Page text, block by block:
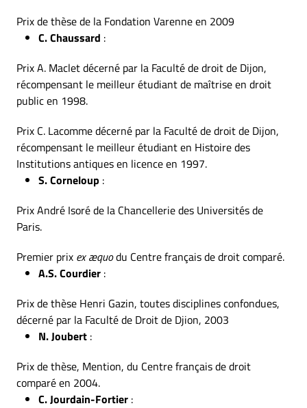
Prix de thèse de la Fondation Varenne en 2009
C. Chaussard :
Prix A. Maclet décerné par la Faculté de droit de Dijon,
récompensant le meilleur étudiant de maîtrise en droit
public en 1998.
Prix C. Lacomme décerné par la Faculté de droit de Dijon,
récompensant le meilleur étudiant en Histoire des
Institutions antiques en licence en 1997.
S. Corneloup :
Prix André Isoré de la Chancellerie des Universités de
Paris.
Premier prix ex æquodu Centre français de droit comparé.
A.S. Courdier :
Prix de thèse Henri Gazin, toutes disciplines confondues,
décerné par la Faculté de Droit de Djion, 2003
N. Joubert :
Prix de thèse, Mention, du Centre français de droit
comparé en 2004.
C. Jourdain-Fortier :